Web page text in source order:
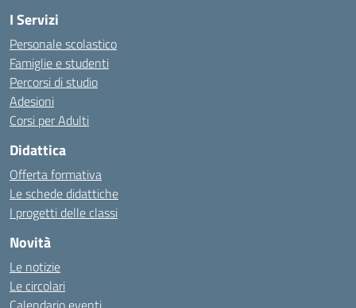
I Servizi
Personale scolastico
Famiglie e studenti
Percorsi di studio
Adesioni
Corsi per Adulti
Didattica
Offerta formativa
Le schede didattiche
I progetti delle classi
Novità
Le notizie
Le circolari